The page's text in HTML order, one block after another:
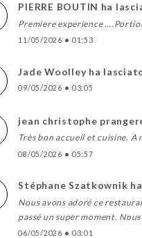
PIERRE BOUTIN ha
Premiere experience
11/05/2026 • 01:53
Jade Woolley ha
09/05/2026 • 03:05
jean christophe
Très bon accueil et cuisine. A
08/05/2026 • 05:57
Stéphane Szatkownik
Nous avons adoré ce
passé un super moment.
06/05/2026 • 03:01